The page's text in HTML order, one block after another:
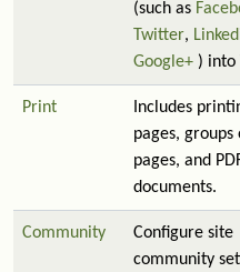
(such as
Twitter,
Google+ ) into
Print
Includes
pages, groups
pages, and
documents.
Community
Configure site
community